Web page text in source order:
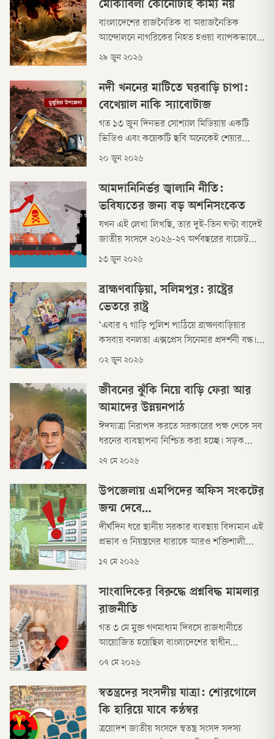
ভিজেছেন।
মোকাবিলা কোনোটাই কাম্য নয়
বাংলাদেশের রাজনৈতিক বা অরাজনৈতিক
আন্দোলনে নাগরিকের নিহত হওয়া ব্যাপকভাবে
প্রভাব ফেলে। এমনটা ঘটলে আন্দোলনের
সাঈদ আর মুগ্ধর নিহত হওয়ার ঘটনাও
আন্দোলনের গতিপথ বদলে দিয়ে সাধারণ
মানুষকে রাস্তায় নামিয়ে এনেছিল।
২৯ জুন ২০২৬
নদী খননের মাটিতে ঘরবাড়ি চাপা:
বেখেয়াল নাকি স্যাবোটাজ
গত ১৩ জুন দিনভর সোশ্যাল মিডিয়ায় একটি
ভিডিও এবং কয়েকটি ছবি অনেকেই শেয়ার
করেন। সেখানে দেখা যাচ্ছে, নদী খননের মাটিতে
ঘর। ২০ থেকে ৩০ ফুট উঁচু কাদামাটির স্তূপ তৈরি
হয়েছে।
২০ জুন ২০২৬
আমদানিনির্ভর জ্বালানি নীতি:
ভবিষ্যতের জন্য বড় অশনিসংকেত
যখন এই লেখা লিখছি, তার দুই-তিন ঘণ্টা বাদেই
জাতীয় সংসদে ২০২৬-২৭ অর্থবছরের বাজেট
ঘোষণা করার কথা অর্থমন্ত্রীর। আর এই ঘটনার
কেন্দ্রীয় লাইনে ত্রুটি নাকি আমাদের ভবনে, সেটি
এখনও জানা যায়নি।
১৩ জুন ২০২৬
ব্রাহ্মণবাড়িয়া, সলিমপুর: রাষ্ট্রের
ভেতরে রাষ্ট্র
‘এবার ৭ গাড়ি পুলিশ পাঠিয়ে ব্রাহ্মণবাড়িয়ার
কসবায় বনলতা এক্সপ্রেস সিনেমার প্রদর্শনী বন্ধ।’
এ রকম একটি সংবাদ আসে রোববার মধ্যরাতে।
পুলিশ ‘বনলতা এক্সপ্রেস’ সিনেমোর প্রদর্শনী বন্ধ
করে দিয়েছে।
০২ জুন ২০২৬
জীবনের ঝুঁকি নিয়ে বাড়ি ফেরা আর
আমাদের উন্নয়নপাঠ
ঈদযাত্রা নিরাপদ করতে সরকারের পক্ষ থেকে সব
ধরনের ব্যবস্থাপনা নিশ্চিত করা হচ্ছে। সড়ক
পরিবহন ও সেতুমন্ত্রী শেখ রবিউল আলম এই দাবি
নিরাপত্তা সপ্তাহের উদ্বোধনী অনুষ্ঠানে। এর ঠিক
সেতুর পূর্ব প্রান্তে ট্রাক উল্টে নিহত হন ১৫ জন।
২৭ মে ২০২৬
উপজেলায় এমপিদের অফিস সংকটের
জন্ম দেবে…
দীর্ঘদিন ধরে স্থানীয় সরকার ব্যবস্থায় বিদ্যমান এই
প্রভাব ও নিয়ন্ত্রণের ধারাকে আরও শক্তিশালী
করতে পারে সরকারের সাম্প্রতিক আরেকটি
সৃষ্টি করেছে।
১৭ মে ২০২৬
সাংবাদিকের বিরুদ্ধে প্রশ্নবিদ্ধ মামলার
রাজনীতি
গত ৩ মে মুক্ত গণমাধ্যম দিবসে রাজধানীতে
আয়োজিত হয়েছিল বাংলাদেশের স্বাধীন
সাংবাদিকতার নানা চ্যালেঞ্জ নিয়ে আলোচনা।
ওপর চালানো এক জরিপের ফল প্রকাশ করে
যুক্তরাষ্ট্রভিত্তিক গবেষণা প্রতিষ্ঠান ‘গ্যালাপ’ দাবি
করেছে, বিশ্বের ৬৪ শতাংশ গণমাধ্যমকর্মী নিজ
দেশে স্বাধীনভা
০৭ মে ২০২৬
স্বতন্ত্রদের সংসদীয় যাত্রা: শোরগোলে
কি হারিয়ে যাবে কণ্ঠস্বর
ত্রয়োদশ জাতীয় সংসদে স্বতন্ত্র সংসদ সদস্য